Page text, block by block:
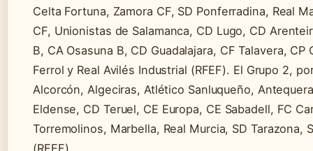
Celta Fortuna, Zamora CF, SD Ponferradina, Real
CF, Unionistas de Salamanca, CD Lugo, CD
B, CA Osasuna B, CD Guadalajara, CF Talavera,
Ferrol y Real Avilés Industrial (RFEF). El Grupo 2,
Alcorcón, Algeciras, Atlético Sanluqueño,
Eldense, CD Teruel, CE Europa, CE Sabadell, FC
Torremolinos, Marbella, Real Murcia, SD Tarazona,